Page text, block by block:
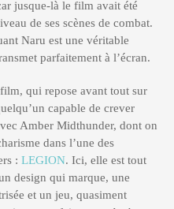
jusque-là le film avait été
de ses scènes de combat.
Naru est une véritable
parfaitement à l’écran.
qui repose avant tout sur
capable de crever
Amber Midthunder, dont on
dans l’une des
: LEGION. Ici, elle est tout
design qui marque, une
et un jeu, quasiment